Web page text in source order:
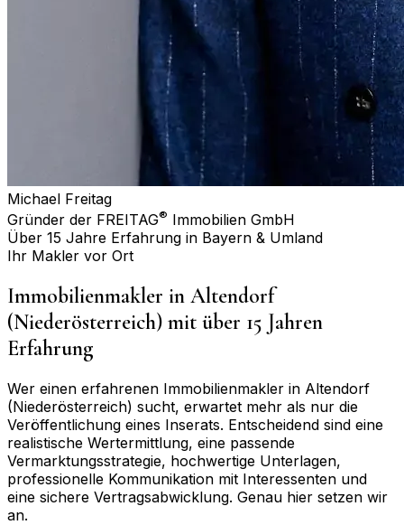
Michael Freitag
Gründer der FREITAG® Immobilien GmbH
Über 15 Jahre Erfahrung in Bayern & Umland
Ihr Makler vor Ort
Immobilienmakler in Altendorf
(Niederösterreich) mit über 15 Jahren
Erfahrung
Wer einen erfahrenen Immobilienmakler in Altendorf
(Niederösterreich) sucht, erwartet mehr als nur die
Veröffentlichung eines Inserats. Entscheidend sind eine
realistische Wertermittlung, eine passende
Vermarktungsstrategie, hochwertige Unterlagen,
professionelle Kommunikation mit Interessenten und
eine sichere Vertragsabwicklung. Genau hier setzen wir
an.